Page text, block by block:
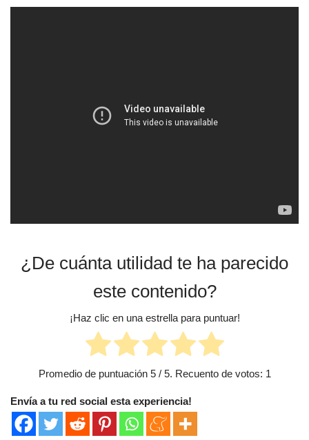
¿De cuánta utilidad te ha parecido
este contenido?
¡Haz clic en una estrella para puntuar!
Promedio de puntuación 5/ 5. Recuento de votos: 1
Envía a tu red social esta experiencia!